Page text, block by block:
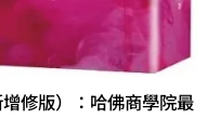
修版）：哈佛商學院最